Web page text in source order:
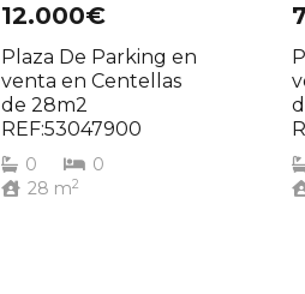
12.000€
Plaza De Parking en
venta en Centellas
de 28m2
REF:53047900
0
0
28 m2